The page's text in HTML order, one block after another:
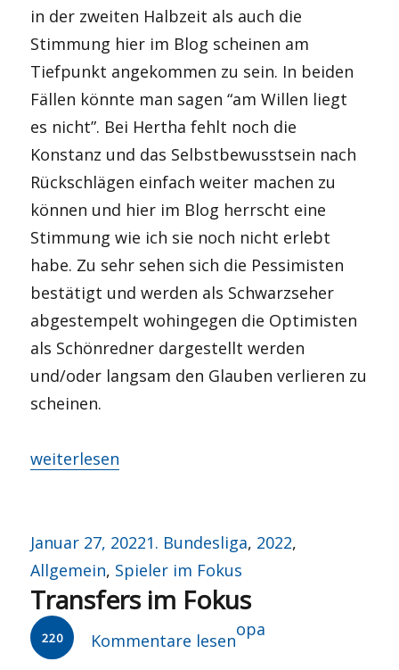
in der zweiten Halbzeit als auch die
Stimmung hier im Blog scheinen am
Tiefpunkt angekommen zu sein. In beiden
Fällen könnte man sagen “am Willen liegt
es nicht”. Bei Hertha fehlt noch die
Konstanz und das Selbstbewusstsein nach
Rückschlägen einfach weiter machen zu
können und hier im Blog herrscht eine
Stimmung wie ich sie noch nicht erlebt
habe. Zu sehr sehen sich die Pessimisten
bestätigt und werden als Schwarzseher
abgestempelt wohingegen die Optimisten
als Schönredner dargestellt werden
und/oder langsam den Glauben verlieren zu
scheinen.
„Kempf, Marc-Oliver – Spieler im (Quarantäne-
weiterlesen
Veröffentlicht
am
Januar 27, 2022Kategorien
1. Bundesliga, 2022,
Allgemein, Spieler im Fokus
Transfers im Fokus
220 Kommentare lesen
Autor
opa